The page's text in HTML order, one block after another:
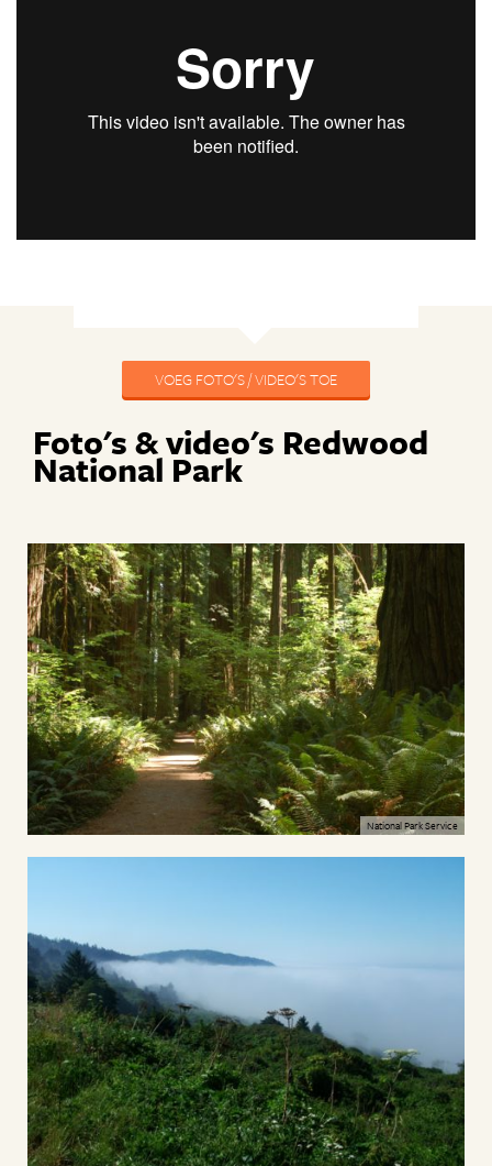
VOEG FOTO'S / VIDEO'S TOE
Foto's & video's Redwood
National Park
National Park Service